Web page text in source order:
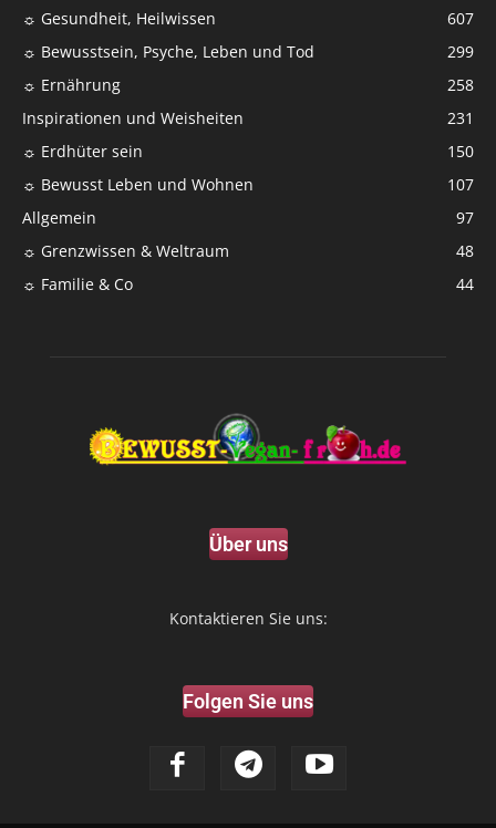
☼ Gesundheit, Heilwissen
607
☼ Bewusstsein, Psyche, Leben und Tod
299
☼ Ernährung
258
Inspirationen und Weisheiten
231
☼ Erdhüter sein
150
☼ Bewusst Leben und Wohnen
107
Allgemein
97
☼ Grenzwissen & Weltraum
48
☼ Familie & Co
44
Über uns
Kontaktieren Sie uns:
Folgen Sie uns